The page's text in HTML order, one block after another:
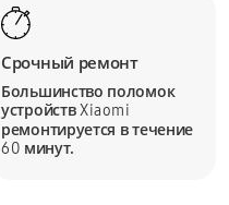
Срочный ремонт
Большинство поломок
устройствXiaomi
ремонтируется в течение
60 минут.